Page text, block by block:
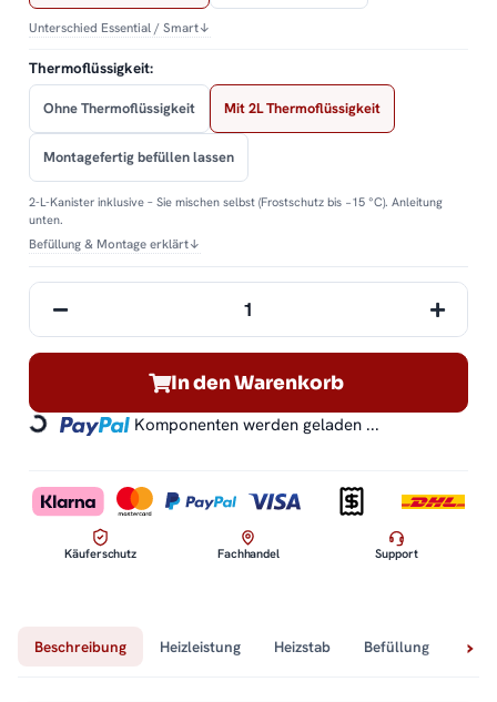
Unterschied Essential / Smart↓
Thermoflüssigkeit:
Ohne Thermoflüssigkeit Mit 2L Thermoflüssigkeit
Montagefertig befüllen lassen
2-L-Kanister inklusive – Sie mischen selbst (Frostschutz bis −15 °C). Anleitung
unten.
Befüllung & Montage erklärt↓
In den Warenkorb
Loading... Komponenten werden geladen ...
Käuferschutz Fachhandel Support
Beschreibung Heizleistung Heizstab Befüllung